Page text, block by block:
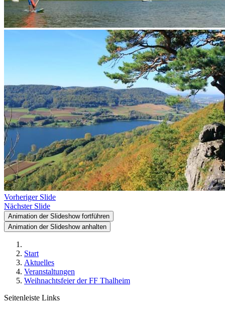
Vorheriger Slide
Nächster Slide
Animation der Slideshow fortführen
Animation der Slideshow anhalten
Start
Aktuelles
Veranstaltungen
Weihnachtsfeier der FF Thalheim
Seitenleiste Links